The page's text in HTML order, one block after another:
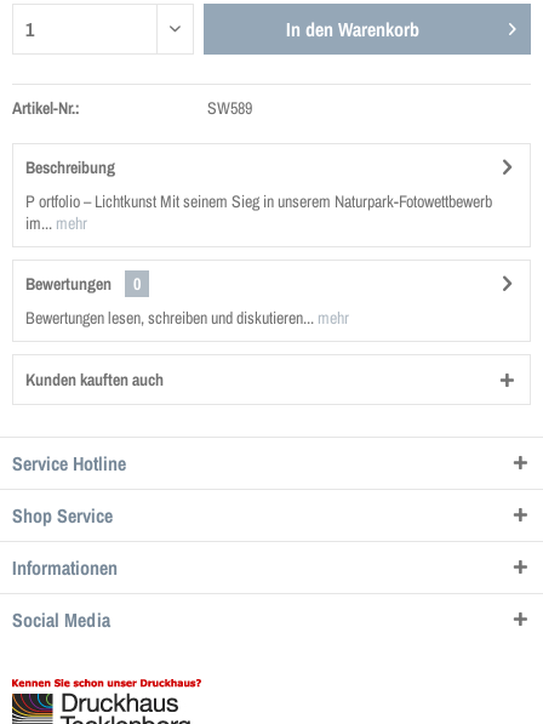
In den Warenkorb
Artikel-Nr.: SW589
Beschreibung
P ortfolio – Lichtkunst Mit seinem Sieg in unserem Naturpark-Fotowettbewerb
im... mehr
Bewertungen
0
Bewertungen lesen, schreiben und diskutieren... mehr
Kunden kauften auch
Service Hotline
Shop Service
Informationen
Social Media